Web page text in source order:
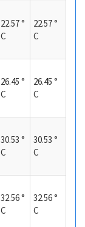
22.57 °
C
22.57 °
C
26.45 °
C
26.45 °
C
30.53 °
C
30.53 °
C
32.56 °
C
32.56 °
C